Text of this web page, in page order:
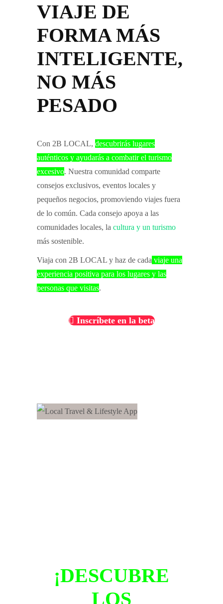
VIAJE DE
FORMA MÁS
INTELIGENTE,
NO MÁS
PESADO
Con 2B LOCAL, descubrirás lugares
auténticos y ayudarás a combatir el turismo
excesivo. Nuestra comunidad comparte
consejos exclusivos, eventos locales y
pequeños negocios, promoviendo viajes fuera
de lo común. Cada consejo apoya a las
comunidades locales, la cultura y un turismo
más sostenible.
Viaja con 2B LOCAL y haz de cada viaje una
experiencia positiva para los lugares y las
personas que visitas.
Inscríbete en la beta
¡DESCUBRE
LOS